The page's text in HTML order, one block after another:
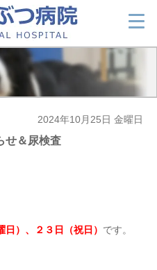
2024年10月25日 金曜日
せ＆尿検査
日）、２３日（祝日） です。